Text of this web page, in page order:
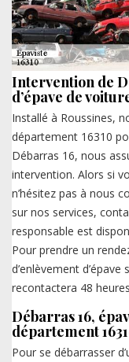
Intervention de
d’épave de
Installé à Roussines,
département 16310
Débarras 16, nous
intervention. Alors si
n’hésitez pas à nous
sur nos services,
responsable est
Pour prendre un
d’enlèvement
recontactera 48
Débarras 16,
département
Pour se débarrasser